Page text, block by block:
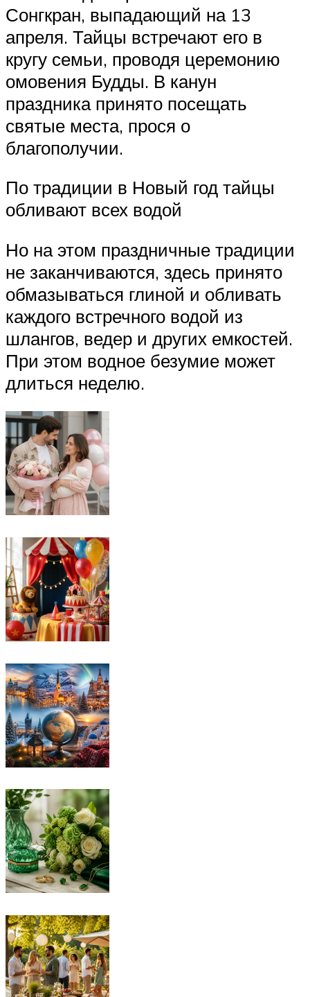
Сонгкран, выпадающий на 13
апреля. Тайцы встречают его в
кругу семьи, проводя церемонию
омовения Будды. В канун
праздника принято посещать
святые места, прося о
благополучии.
По традиции в Новый год тайцы
обливают всех водой
Но на этом праздничные традиции
не заканчиваются, здесь принято
обмазываться глиной и обливать
каждого встречного водой из
шлангов, ведер и других емкостей.
При этом водное безумие может
длиться неделю.